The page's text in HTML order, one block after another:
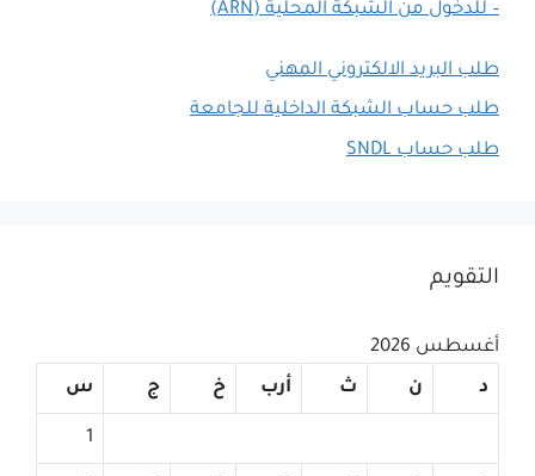
– للدخول من الشبكة المحلية (ARN)
طلب البريد الالكتروني المهني
طلب حساب الشبكة الداخلية للجامعة
طلب حساب SNDL
التقويم
أغسطس 2026
د
ن ث أرب خ ج س
1